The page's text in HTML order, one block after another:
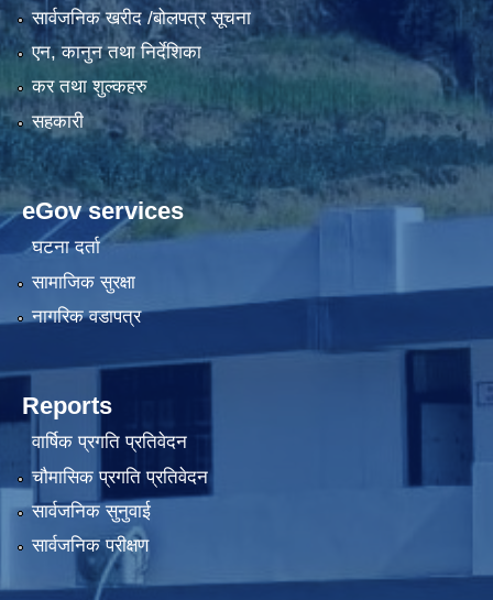
सार्वजनिक खरीद /बोलपत्र सूचना
एन, कानुन तथा निर्देशिका
कर तथा शुल्कहरु
सहकारी
eGov services
घटना दर्ता
सामाजिक सुरक्षा
नागरिक वडापत्र
Reports
वार्षिक प्रगति प्रतिवेदन
चौमासिक प्रगति प्रतिवेदन
सार्वजनिक सुनुवाई
सार्वजनिक परीक्षण